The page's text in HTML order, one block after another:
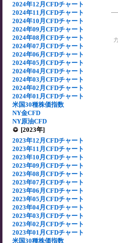
2024年12月CFDチャート
2024年11月CFDチャート
2024年10月CFDチャート
2024年09月CFDチャート
2024年08月CFDチャート
2024年07月CFDチャート
2024年06月CFDチャート
2024年05月CFDチャート
2024年04月CFDチャート
2024年03月CFDチャート
2024年02月CFDチャート
2024年01月CFDチャート
米国30種株価指数
NY金CFD
NY原油CFD
[2023年]
2023年12月CFDチャート
2023年11月CFDチャート
2023年10月CFDチャート
2023年09月CFDチャート
2023年08月CFDチャート
2023年07月CFDチャート
2023年06月CFDチャート
2023年05月CFDチャート
2023年04月CFDチャート
2023年03月CFDチャート
2023年02月CFDチャート
2023年01月CFDチャート
米国30種株価指数